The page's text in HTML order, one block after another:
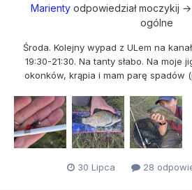
Marienty odpowiedziałmoczykij →
ogólne
Środa. Kolejny wypad z ULem na
19:30-21:30. Na tanty słabo. Na moje
okonków, krąpia i mam parę spadów
30 Lipca 28